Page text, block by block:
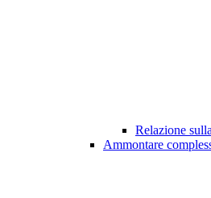
Relazione
Ammontare